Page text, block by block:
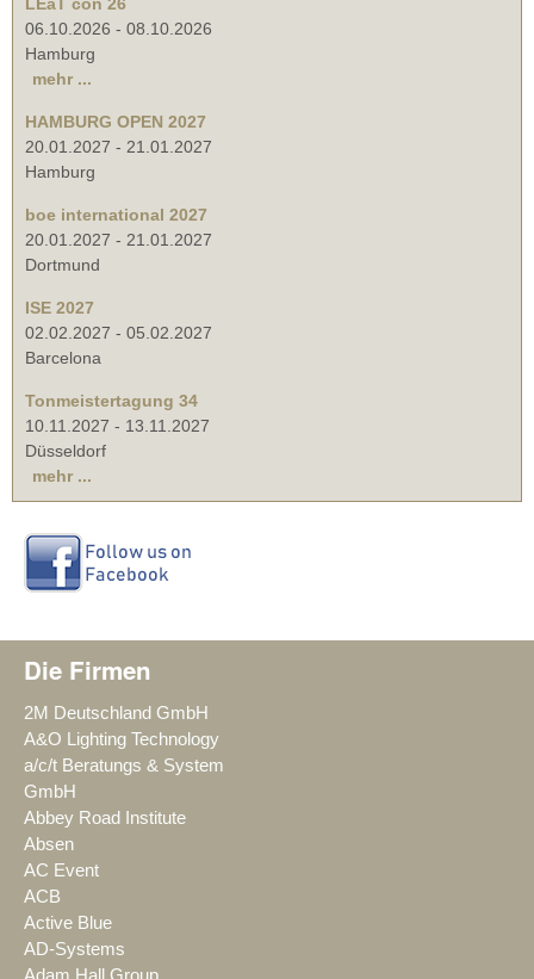
06.10.2026 - 08.10.2026
Hamburg
mehr ...
HAMBURG OPEN 2027
20.01.2027 - 21.01.2027
Hamburg
boe international 2027
20.01.2027 - 21.01.2027
Dortmund
ISE 2027
02.02.2027 - 05.02.2027
Barcelona
Tonmeistertagung 34
10.11.2027 - 13.11.2027
Düsseldorf
mehr ...
Die Firmen
2M Deutschland GmbH
A&O Lighting Technology
a/c/t Beratungs & System
GmbH
Abbey Road Institute
Absen
AC Event
ACB
Active Blue
AD-Systems